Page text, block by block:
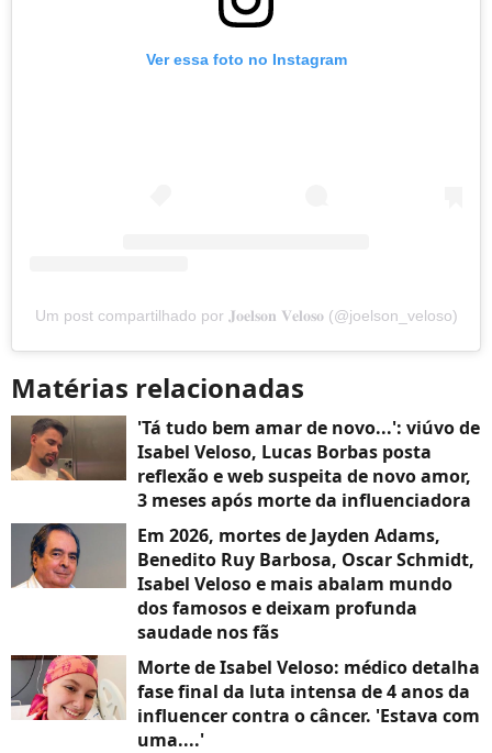
Ver essa foto no Instagram
Um post compartilhado por 𝐉𝐨𝐞𝐥𝐬𝐨𝐧 𝐕𝐞𝐥𝐨𝐬𝐨 (@joelson_veloso)
Matérias relacionadas
'Tá tudo bem amar de novo...': viúvo de
Isabel Veloso, Lucas Borbas posta
reflexão e web suspeita de novo amor,
3 meses após morte da influenciadora
Em 2026, mortes de Jayden Adams,
Benedito Ruy Barbosa, Oscar Schmidt,
Isabel Veloso e mais abalam mundo
dos famosos e deixam profunda
saudade nos fãs
Morte de Isabel Veloso: médico detalha
fase final da luta intensa de 4 anos da
influencer contra o câncer. 'Estava com
uma....'